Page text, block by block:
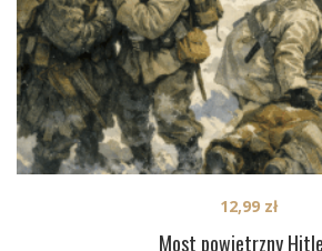
Most powietrzny
12,99 zł